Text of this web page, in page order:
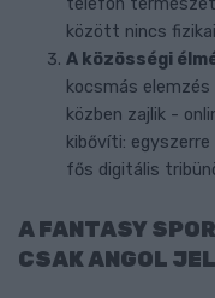
között nincs
A közösségi
kocsmás
közben zajlik -
kibővíti:
fős digitális
A FANTASY
CSAK ANGOL